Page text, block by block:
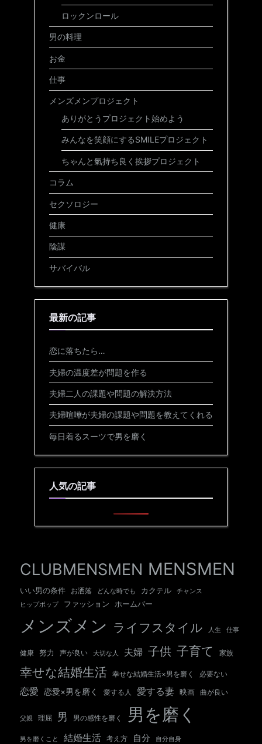
ロックンロール
男の料理
お金
仕事
メンズメンプロジェクト
ありがとうプロジェクト始めよう
みんなを笑顔にするSMILEプロジェクト
ちゃんと氣持ち良く挨拶プロジェクト
コラム
セクソロジー
健康
陰謀
サバイバル
最新の記事
恋に落ちたら…
夫婦の温度差が問題を作る
夫婦二人の課題や問題の解決方法
夫婦喧嘩が夫婦の課題や問題を教えてくれる
毎日着るスーツで男を磨く
人気の記事
CLUBMENSMEN MENSMEN
いい男の条件 お洒落 どんな時でも カクテル チャンス
ヒップポップ ファッション ホームバー
メンズメン ライフスタイル 人生 仕事
健康 努力 声が良い 大切な人 夫婦 子供 子育て 家族
幸せな結婚生活 幸せな結婚生活×男を磨く 必要ない
恋愛 恋愛×男を磨く 愛する人 愛する妻 映画 曲が良い
父親 理屈 男 男の感性を磨く 男を磨く
男を磨くこと 結婚生活 考え方 自分 自分自身